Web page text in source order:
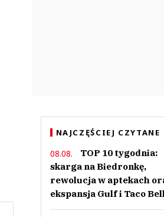
NAJCZĘŚCIEJ CZYTANE
08.08.
TOP 10 tygodnia:
skarga na Biedronkę,
rewolucja w aptekach
ekspansja Gulf i Taco